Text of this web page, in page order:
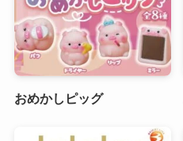
おめかしピッグ